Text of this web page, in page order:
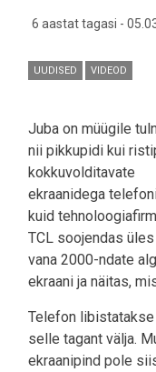
6 aastat tagasi -
UUDISED VIDEOD
Juba on müügile
nii pikkupidi kui
kokkuvolditavate
ekraanidega
kuid
TCL soojendas üles
vana 2000-ndate
ekraani ja näitas,
Telefon
selle tagant välja.
ekraanipind pole